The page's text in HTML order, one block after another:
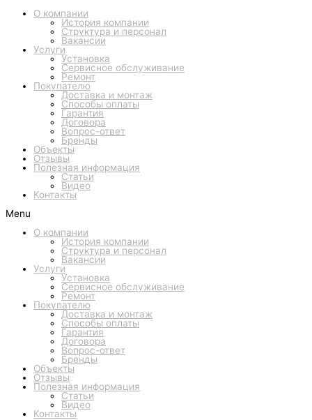
О компании
История компании
Структура и персонал
Вакансии
Услуги
Установка
Сервисное обслуживание
Ремонт
Покупателю
Доставка и монтаж
Способы оплаты
Гарантия
Договора
Вопрос-ответ
Бренды
Объекты
Отзывы
Полезная информация
Статьи
Видео
Контакты
Menu
О компании
История компании
Структура и персонал
Вакансии
Услуги
Установка
Сервисное обслуживание
Ремонт
Покупателю
Доставка и монтаж
Способы оплаты
Гарантия
Договора
Вопрос-ответ
Бренды
Объекты
Отзывы
Полезная информация
Статьи
Видео
Контакты